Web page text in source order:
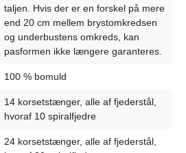
taljen. Hvis der er en forskel på mere
end 20 cm mellem brystomkredsen
og underbustens omkreds, kan
pasformen ikke længere garanteres.
100 % bomuld
14 korsetstænger, alle af fjederstål,
hvoraf 10 spiralfjedre
24 korsetstænger, alle af fjederstål,